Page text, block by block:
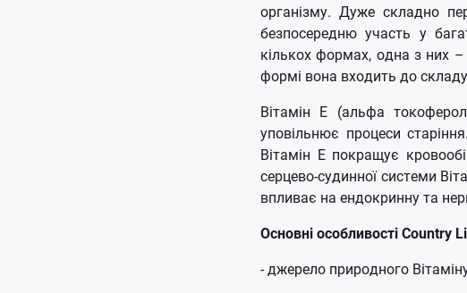
організму.Дуже складно
безпосередню участь у
кількох формах, одна з них
формі вона входить до складу
Вітамін Е (альфа
уповільнює процеси старіння.
Вітамін Е покращує
серцево-судинної системи
впливає на ендокринну та
Основні особливості Country
- джерело природного